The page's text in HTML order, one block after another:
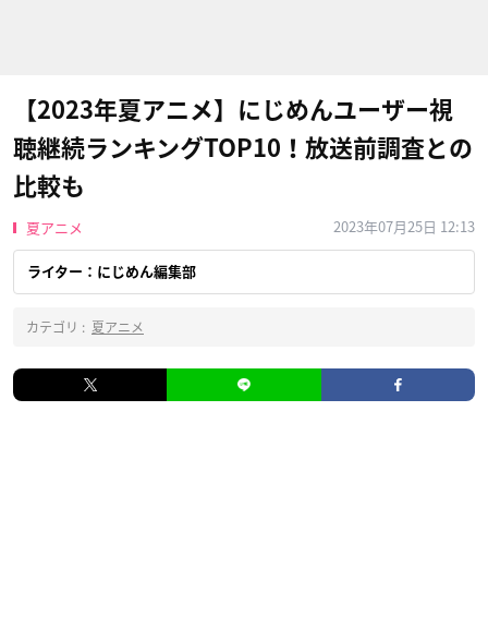
【2023年夏アニメ】にじめんユーザー視
聴継続ランキングTOP10！放送前調査との
比較も
夏アニメ 2023年07月25日 12:13
ライター：にじめん編集部
カテゴリ : 夏アニメ